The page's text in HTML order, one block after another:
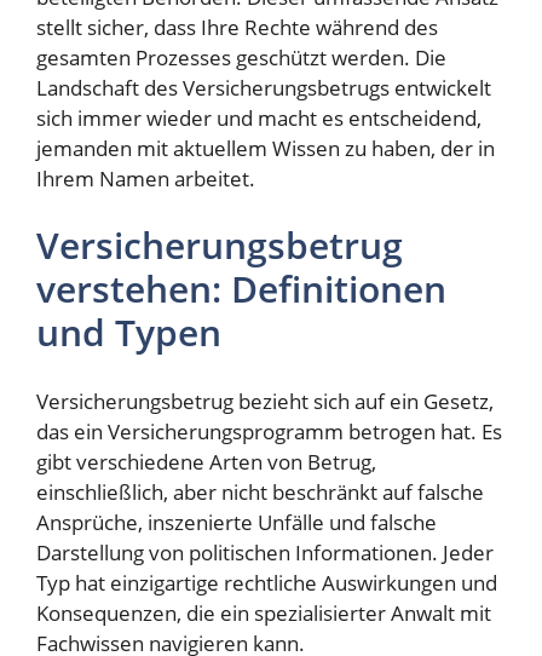
stellt sicher, dass Ihre Rechte während des
gesamten Prozesses geschützt werden. Die
Landschaft des Versicherungsbetrugs entwickelt
sich immer wieder und macht es entscheidend,
jemanden mit aktuellem Wissen zu haben, der in
Ihrem Namen arbeitet.
Versicherungsbetrug
verstehen: Definitionen
und Typen
Versicherungsbetrug bezieht sich auf ein Gesetz,
das ein Versicherungsprogramm betrogen hat. Es
gibt verschiedene Arten von Betrug,
einschließlich, aber nicht beschränkt auf falsche
Ansprüche, inszenierte Unfälle und falsche
Darstellung von politischen Informationen. Jeder
Typ hat einzigartige rechtliche Auswirkungen und
Konsequenzen, die ein spezialisierter Anwalt mit
Fachwissen navigieren kann.